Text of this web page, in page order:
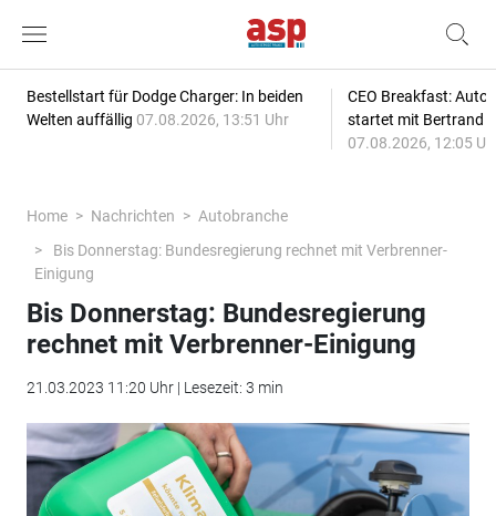
Bestellstart für Dodge Charger: In beiden
Welten auffällig 07.08.2026, 13:51 Uhr
CEO Breakfast:
startet mit Bertrand
07.08.2026, 12:05
Home Nachrichten
Autobranche
Bis Donnerstag: Bundesregierung rechnet mit Verbrenner-
Einigung
Bis Donnerstag: Bundesregierung
rechnet mit Verbrenner-Einigung
21.03.2023 11:20 Uhr | Lesezeit: 3 min